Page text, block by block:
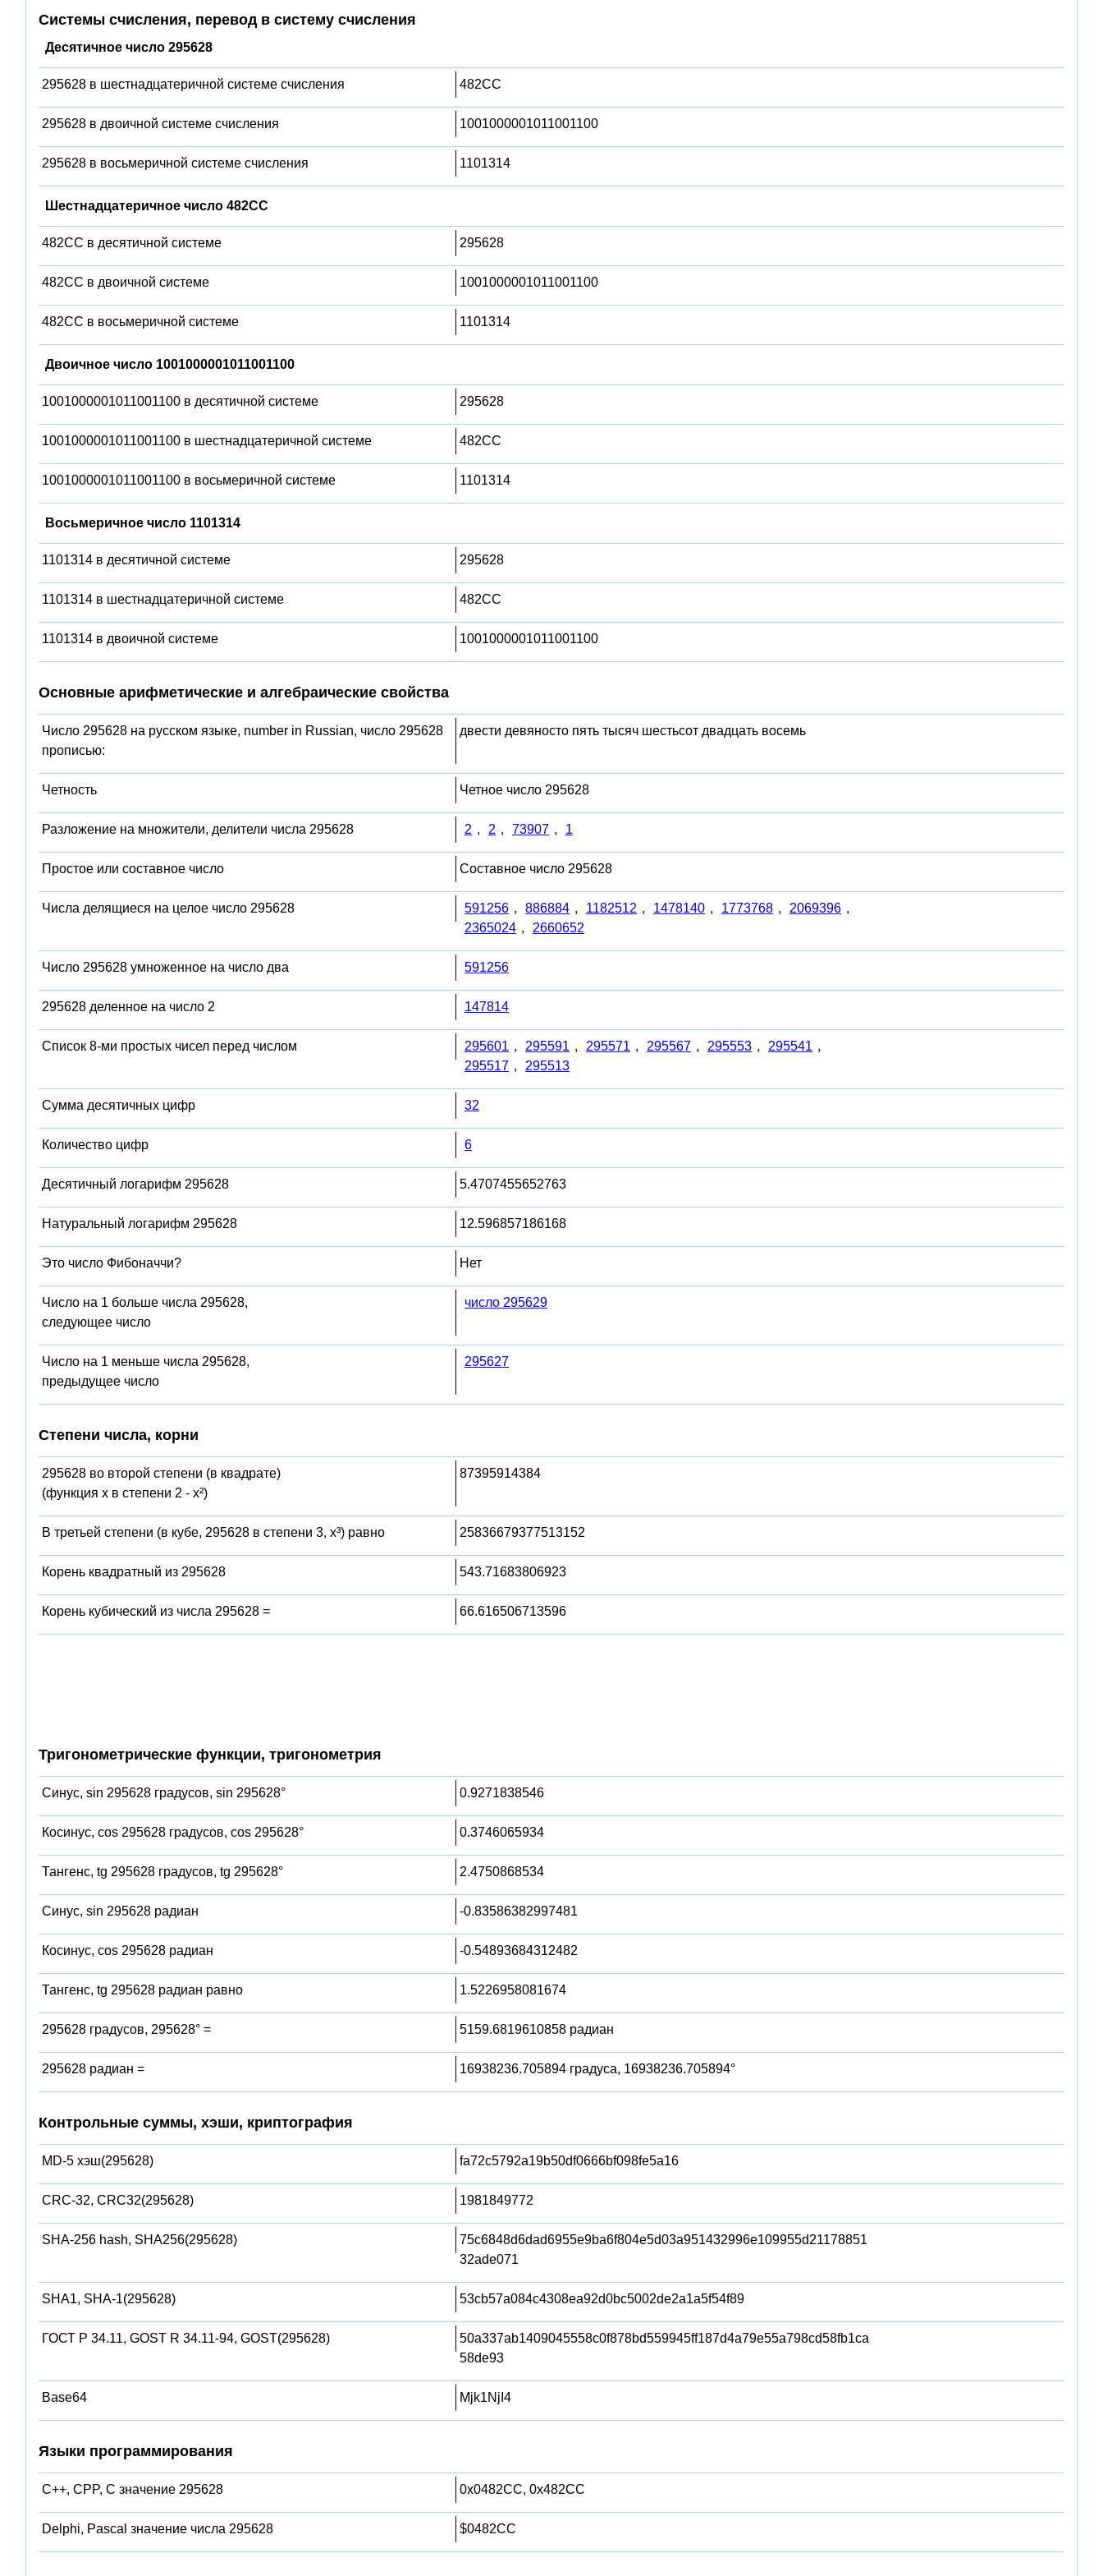
Системы счисления, перевод в систему счисления
Десятичное число 295628
295628 в шестнадцатеричной системе счисления 482CC
295628 в двоичной системе счисления 1001000001011001100
295628 в восьмеричной системе счисления 1101314
Шестнадцатеричное число 482CC
482CC в десятичной системе 295628
482CC в двоичной системе 1001000001011001100
482CC в восьмеричной системе 1101314
Двоичное число 1001000001011001100
1001000001011001100 в десятичной системе 295628
1001000001011001100 в шестнадцатеричной системе 482CC
1001000001011001100 в восьмеричной системе 1101314
Восьмеричное число 1101314
1101314 в десятичной системе 295628
1101314 в шестнадцатеричной системе 482CC
1101314 в двоичной системе 1001000001011001100
Основные арифметические и алгебраические свойства
Число 295628 на русском языке, number in Russian, число 295628
прописью:
двести девяносто пять тысяч шестьсот двадцать восемь
Четность Четное число 295628
Разложение на множители, делители числа 295628 2 , 2 , 73907 , 1
Простое или составное число Составное число 295628
Числа делящиеся на целое число 295628 591256 , 886884 , 1182512 , 1478140 , 1773768 , 2069396 ,
2365024 , 2660652
Число 295628 умноженное на число два 591256
295628 деленное на число 2 147814
Список 8-ми простых чисел перед числом 295601 , 295591 , 295571 , 295567 , 295553 , 295541 ,
295517 , 295513
Сумма десятичных цифр 32
Количество цифр 6
Десятичный логарифм 295628 5.4707455652763
Натуральный логарифм 295628 12.596857186168
Это число Фибоначчи? Нет
Число на 1 больше числа 295628,
следующее число
число 295629
Число на 1 меньше числа 295628,
предыдущее число
295627
Степени числа, корни
295628 во второй степени (в квадрате)
(функция x в степени 2 - x²)
87395914384
В третьей степени (в кубе, 295628 в степени 3, x³) равно 25836679377513152
Корень квадратный из 295628 543.71683806923
Корень кубический из числа 295628 = 66.616506713596
Тригонометрические функции, тригонометрия
Синус, sin 295628 градусов, sin 295628° 0.9271838546
Косинус, cos 295628 градусов, cos 295628° 0.3746065934
Тангенс, tg 295628 градусов, tg 295628° 2.4750868534
Синус, sin 295628 радиан -0.83586382997481
Косинус, cos 295628 радиан -0.54893684312482
Тангенс, tg 295628 радиан равно 1.5226958081674
295628 градусов, 295628° = 5159.6819610858 радиан
295628 радиан = 16938236.705894 градуса, 16938236.705894°
Контрольные суммы, хэши, криптография
MD-5 хэш(295628) fa72c5792a19b50df0666bf098fe5a16
CRC-32, CRC32(295628) 1981849772
SHA-256 hash, SHA256(295628)
75c6848d6dad6955e9ba6f804e5d03a951432996e109955d21178851
32ade071
SHA1, SHA-1(295628) 53cb57a084c4308ea92d0bc5002de2a1a5f54f89
ГОСТ Р 34.11, GOST R 34.11-94, GOST(295628)
50a337ab1409045558c0f878bd559945ff187d4a79e55a798cd58fb1ca
58de93
Base64 Mjk1NjI4
Языки программирования
C++, CPP, C значение 295628 0x0482CC, 0x482CC
Delphi, Pascal значение числа 295628 $0482CC